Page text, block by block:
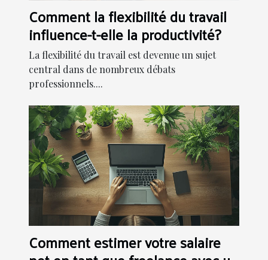
Comment la flexibilité du travail
influence-t-elle la productivité?
La flexibilité du travail est devenue un sujet
central dans de nombreux débats
professionnels....
Comment estimer votre salaire